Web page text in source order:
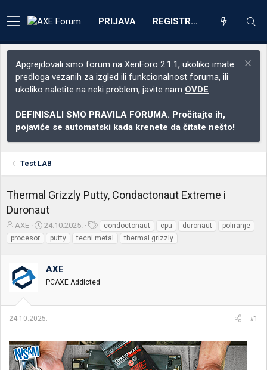
PRIJAVA REGISTRACIJA
Apgrejdovali smo forum na XenForo 2.1.1, ukoliko imate
predloga vezanih za izgled ili funkcionalnost foruma, ili
ukoliko naletite na neki problem, javite nam OVDE
DEFINISALI SMO PRAVILA FORUMA. Pročitajte ih,
pojaviće se automatski kada krenete da čitate nešto!
Test LAB
Thermal Grizzly Putty, Condactonaut Extreme i
Duronaut
Z
a
č
t
n
e
e
AXE
D
m
p
e
a
n
j
24.10.2025.
z
n
e
condoctonaut cpu duronaut
poliranje
procesor
putty tecni metal thermal grizzly
AXE
PCAXE Addicted
24.10.2025. #1